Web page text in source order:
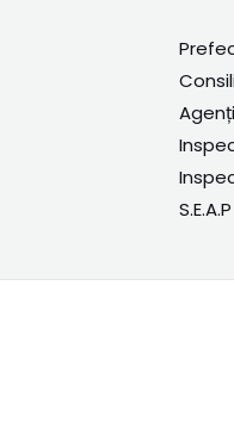
A
S.E.A.P